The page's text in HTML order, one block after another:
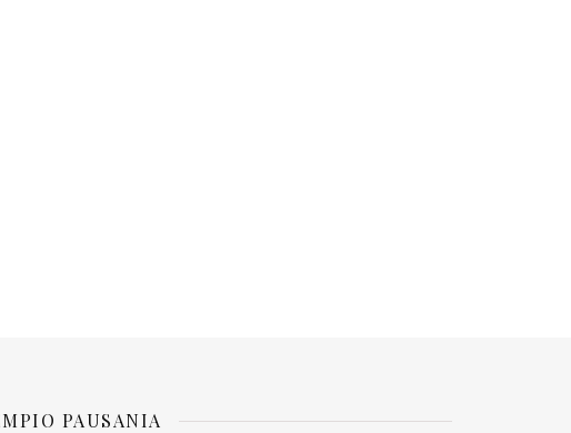
la categoria di tuo interesse (es. contabilità, Fisco …)
PAUSANIA